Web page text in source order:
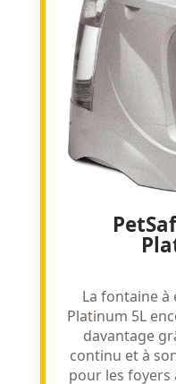
La fontaine à
Platinum 5L
davantage
continu et à
pour les foyers